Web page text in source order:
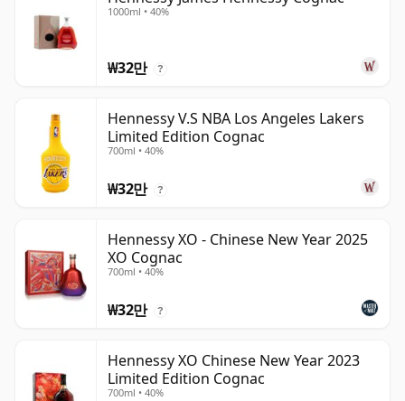
1000ml • 40%
₩32만 ?
Hennessy V.S NBA Los Angeles Lakers
Limited Edition Cognac
700ml • 40%
₩32만 ?
Hennessy XO - Chinese New Year 2025
XO Cognac
700ml • 40%
₩32만 ?
Hennessy XO Chinese New Year 2023
Limited Edition Cognac
700ml • 40%